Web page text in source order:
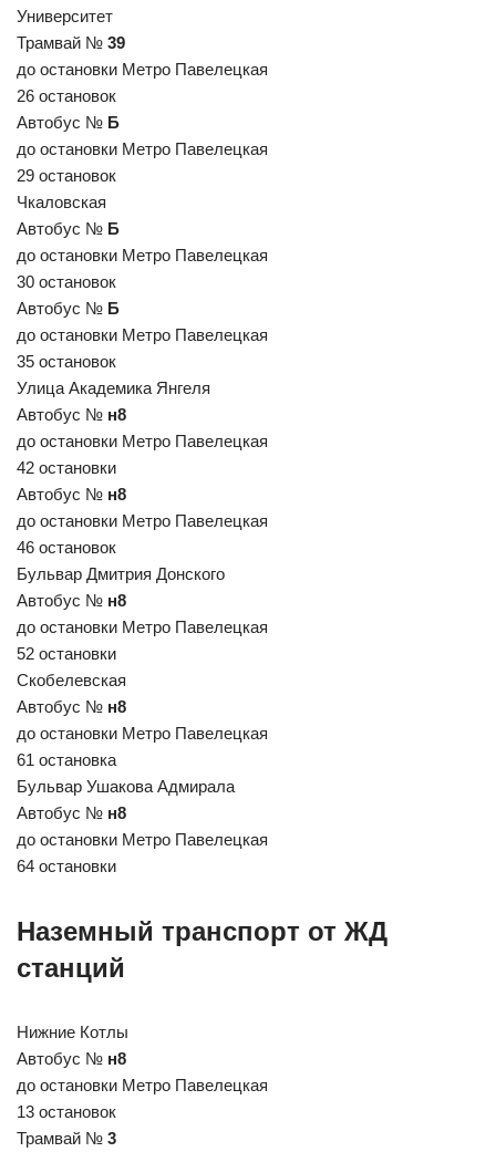
Университет
Трамвай № 39
до остановки Метро Павелецкая
26 остановок
Автобус № Б
до остановки Метро Павелецкая
29 остановок
Чкаловская
Автобус № Б
до остановки Метро Павелецкая
30 остановок
Автобус № Б
до остановки Метро Павелецкая
35 остановок
Улица Академика Янгеля
Автобус № н8
до остановки Метро Павелецкая
42 остановки
Автобус № н8
до остановки Метро Павелецкая
46 остановок
Бульвар Дмитрия Донского
Автобус № н8
до остановки Метро Павелецкая
52 остановки
Скобелевская
Автобус № н8
до остановки Метро Павелецкая
61 остановка
Бульвар Ушакова Адмирала
Автобус № н8
до остановки Метро Павелецкая
64 остановки
Наземный транспорт от ЖД
станций
Нижние Котлы
Автобус № н8
до остановки Метро Павелецкая
13 остановок
Трамвай № 3